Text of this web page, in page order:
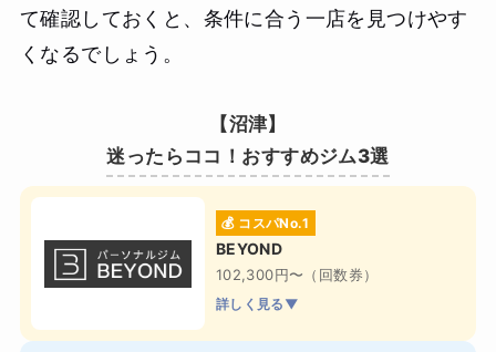
て確認しておくと、条件に合う一店を見つけやす
くなるでしょう。
【沼津】
迷ったらココ！おすすめジム3選
💰 コスパNo.1
BEYOND
102,300円〜（回数券）
詳しく見る▼